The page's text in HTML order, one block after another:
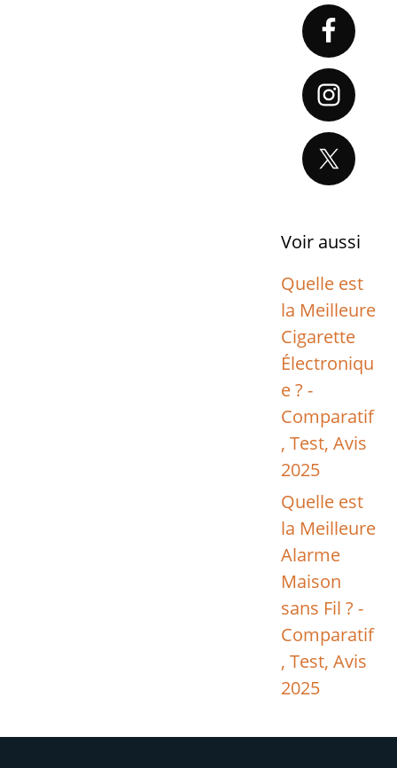
Primary
Sidebar
Voir aussi
Quelle est
la Meilleure
Cigarette
Électroniqu
e ? -
Comparatif
, Test, Avis
2025
Quelle est
la Meilleure
Alarme
Maison
sans Fil ? -
Comparatif
, Test, Avis
2025